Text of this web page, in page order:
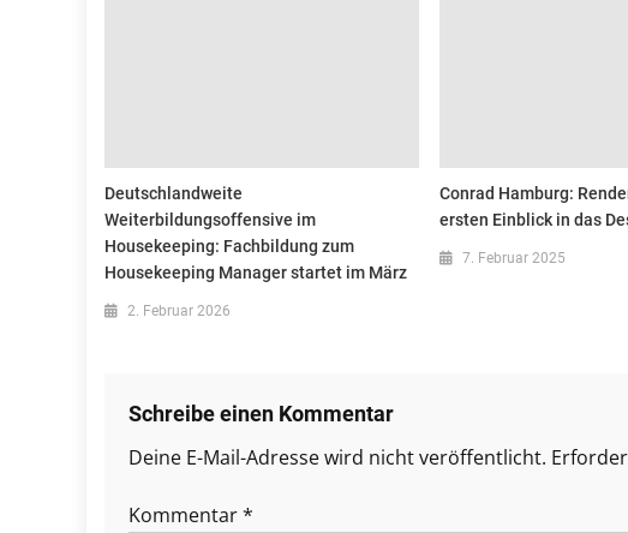
Deutschlandweite
Weiterbildungsoffensive im
Housekeeping: Fachbildung zum
Housekeeping Manager startet im März
2. Februar 2026
Conrad Hamburg:
ersten Einblick in das
7. Februar 2025
Schreibe einen Kommentar
Deine E-Mail-Adresse wird nicht veröffentlicht.
Kommentar*